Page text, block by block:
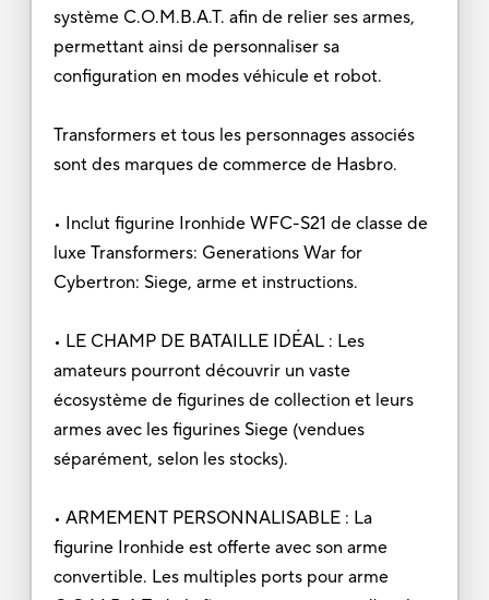
système C.O.M.B.A.T. afin de relier ses armes,
permettant ainsi de personnaliser sa
configuration en modes véhicule et robot.
Transformers et tous les personnages associés
sont des marques de commerce de Hasbro.
• Inclut figurine Ironhide WFC-S21 de classe de
luxe Transformers: Generations War for
Cybertron: Siege, arme et instructions.
• LE CHAMP DE BATAILLE IDÉAL : Les
amateurs pourront découvrir un vaste
écosystème de figurines de collection et leurs
armes avec les figurines Siege (vendues
séparément, selon les stocks).
• ARMEMENT PERSONNALISABLE : La
figurine Ironhide est offerte avec son arme
convertible. Les multiples ports pour arme